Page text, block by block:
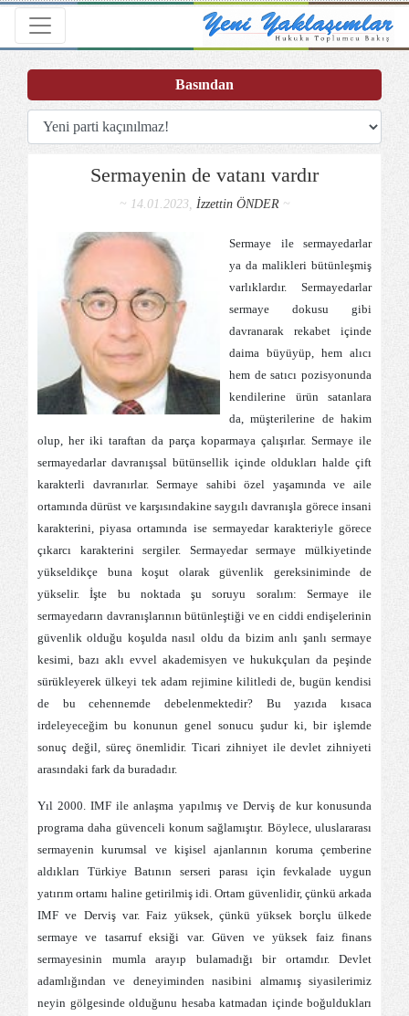
Toggle navigation
Sermayenin de vatanı vardır
~ 14.01.2023, İzzettin ÖNDER~
Sermaye ile sermayedarlar
ya da malikleri bütünleşmiş
varlıklardır. Sermayedarlar
sermaye dokusu gibi
davranarak rekabet içinde
daima büyüyüp, hem alıcı
hem de satıcı pozisyonunda
kendilerine ürün satanlara
da, müşterilerine de hakim
olup, her iki taraftan da parça koparmaya çalışırlar. Sermaye ile
sermayedarlar davranışsal bütünsellik içinde oldukları halde çift
karakterli davranırlar. Sermaye sahibi özel yaşamında ve aile
ortamında dürüst ve karşısındakine saygılı davranışla görece insani
karakterini, piyasa ortamında ise sermayedar karakteriyle görece
çıkarcı karakterini sergiler. Sermayedar sermaye mülkiyetinde
yükseldikçe buna koşut olarak güvenlik gereksiniminde de
yükselir. İşte bu noktada şu soruyu soralım: Sermaye ile
sermayedarın davranışlarının bütünleştiği ve en ciddi endişelerinin
güvenlik olduğu koşulda nasıl oldu da bizim anlı şanlı sermaye
kesimi, bazı aklı evvel akademisyen ve hukukçuları da peşinde
sürükleyerek ülkeyi tek adam rejimine kilitledi de, bugün kendisi
de bu cehennemde debelenmektedir? Bu yazıda kısaca
irdeleyeceğim bu konunun genel sonucu şudur ki, bir işlemde
sonuç değil, süreç önemlidir. Ticari zihniyet ile devlet zihniyeti
arasındaki fark da buradadır.
Yıl 2000. IMF ile anlaşma yapılmış ve Derviş de kur konusunda
programa daha güvenceli konum sağlamıştır. Böylece, uluslararası
sermayenin kurumsal ve kişisel ajanlarının koruma çemberine
aldıkları Türkiye Batının serseri parası için fevkalade uygun
yatırım ortamı haline getirilmiş idi. Ortam güvenlidir, çünkü arkada
IMF ve Derviş var. Faiz yüksek, çünkü yüksek borçlu ülkede
sermaye ve tasarruf eksiği var. Güven ve yüksek faiz finans
sermayesinin mumla arayıp bulamadığı bir ortamdır. Devlet
adamlığından ve deneyiminden nasibini almamış siyasilerimiz
neyin gölgesinde olduğunu hesaba katmadan içinde boğuldukları
Basından